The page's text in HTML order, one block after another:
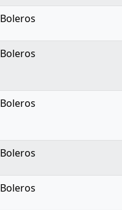
Boleros
Boleros
Boleros
Boleros
Boleros